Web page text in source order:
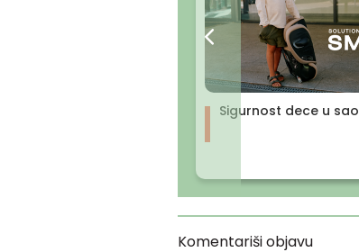
Sigurnost dece u
Komentariši objavu